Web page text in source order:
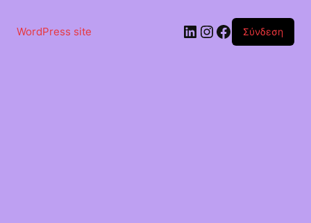
περιεχόμενο
WordPress site Linkedin
Instagram
Facebook
Σύνδεση